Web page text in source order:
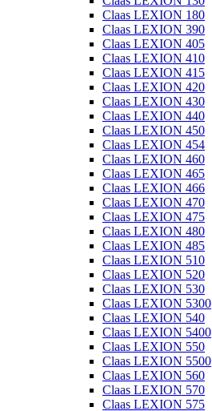
Claas LEXION 180
Claas LEXION 390
Claas LEXION 405
Claas LEXION 410
Claas LEXION 415
Claas LEXION 420
Claas LEXION 430
Claas LEXION 440
Claas LEXION 450
Claas LEXION 454
Claas LEXION 460
Claas LEXION 465
Claas LEXION 466
Claas LEXION 470
Claas LEXION 475
Claas LEXION 480
Claas LEXION 485
Claas LEXION 510
Claas LEXION 520
Claas LEXION 530
Claas LEXION 5300
Claas LEXION 540
Claas LEXION 5400
Claas LEXION 550
Claas LEXION 5500
Claas LEXION 560
Claas LEXION 570
Claas LEXION 575